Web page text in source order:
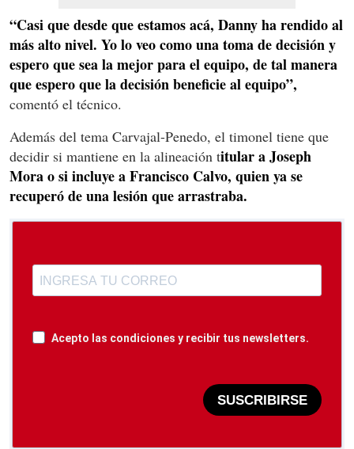
“Casi que desde que estamos acá, Danny ha rendido al
más alto nivel. Yo lo veo como una toma de decisión y
espero que sea la mejor para el equipo, de tal manera
que espero que la decisión beneficie al equipo”,
comentó el técnico.
Además del tema Carvajal-Penedo, el timonel tiene que
decidir si mantiene en la alineación titular a Joseph
Mora o si incluye a Francisco Calvo, quien ya se
recuperó de una lesión que arrastraba.
Acepto las condiciones y recibir tus newsletters.
SUSCRIBIRSE